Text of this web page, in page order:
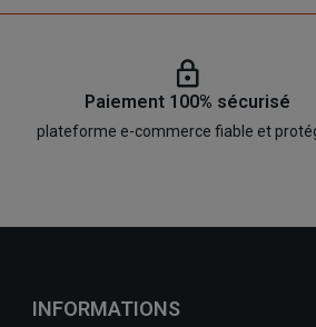
Paiement 100% sécurisé
plateforme e-commerce fiable et
INFORMATIONS